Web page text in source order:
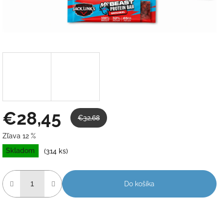
€28,45 €32,68
Zľava 12 %
Jednotková
cena:
Skladom (314 ks)
Do košíka